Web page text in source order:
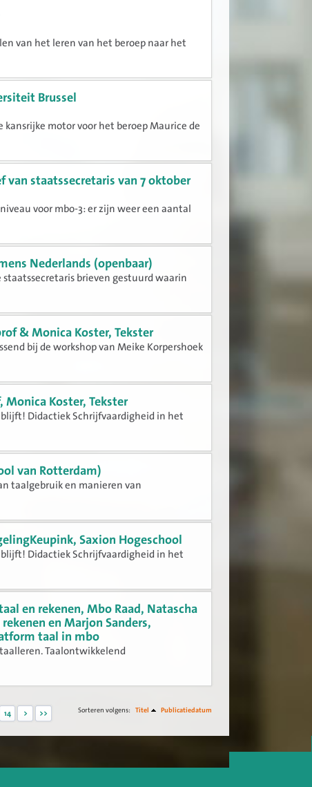
van het leren van het beroep naar het
Brussel
kansrijke motor voor het beroep Maurice de
staatssecretaris van 7 oktober
voor mbo-3: er zijn weer een aantal
Nederlands (openbaar)
brieven gestuurd waarin
& Monica Koster, Tekster
bij de workshop van Meike Korpershoek
Monica Koster, Tekster
Didactiek Schrijfvaardigheid in het
van Rotterdam)
taalgebruik en manieren van
Saxion Hogeschool
Didactiek Schrijfvaardigheid in het
en rekenen, Mbo Raad, Natascha
en Marjon Sanders,
taal in mbo
Taalontwikkelend
14 > >> Sorteren volgens: Titel Publicatiedatum